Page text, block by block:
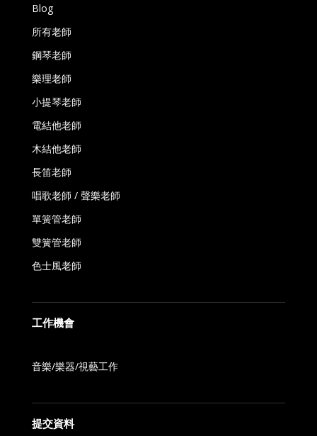
Blog
所有老師
鋼琴老師
樂理老師
小提琴老師
電結他老師
木結他老師
長笛老師
唱歌老師 / 聲樂老師
單簧管老師
雙簧管老師
色士風老師
工作機會
音樂/樂器/視藝工作
提交資料